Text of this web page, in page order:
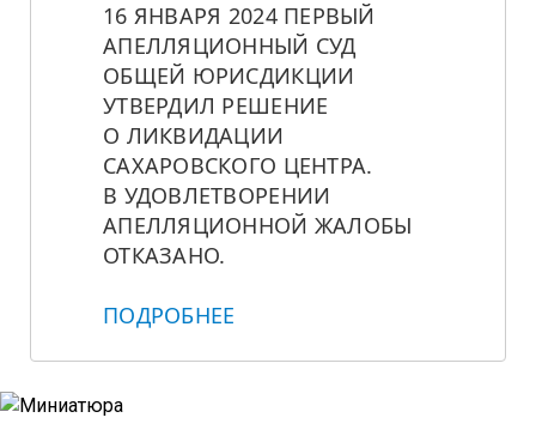
16 ЯНВАРЯ 2024 ПЕРВЫЙ
АПЕЛЛЯЦИОННЫЙ СУД
ОБЩЕЙ ЮРИСДИКЦИИ
УТВЕРДИЛ РЕШЕНИЕ
О ЛИКВИДАЦИИ
САХАРОВСКОГО ЦЕНТРА.
В УДОВЛЕТВОРЕНИИ
АПЕЛЛЯЦИОННОЙ ЖАЛОБЫ
ОТКАЗАНО.
ПОДРОБНЕЕ